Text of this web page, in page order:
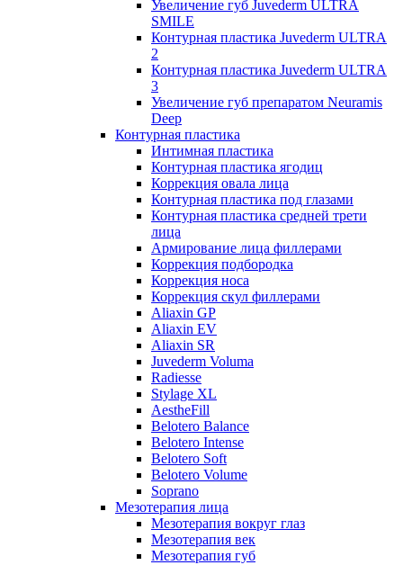
Увеличение губ Juvederm ULTRA
SMILE
Контурная пластика Juvederm ULTRA
2
Контурная пластика Juvederm ULTRA
3
Увеличение губ препаратом Neuramis
Deep
Контурная пластика
Интимная пластика
Контурная пластика ягодиц
Коррекция овала лица
Контурная пластика под глазами
Контурная пластика средней трети
лица
Армирование лица филлерами
Коррекция подбородка
Коррекция носа
Коррекция скул филлерами
Aliaxin GP
Aliaxin EV
Aliaxin SR
Juvederm Voluma
Radiesse
Stylage XL
AestheFill
Belotero Balance
Belotero Intense
Belotero Soft
Belotero Volume
Soprano
Мезотерапия лица
Мезотерапия вокруг глаз
Мезотерапия век
Мезотерапия губ